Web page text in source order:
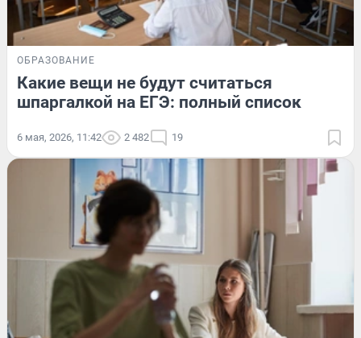
ОБРАЗОВАНИЕ
Какие вещи не будут считаться
шпаргалкой на ЕГЭ: полный список
6 мая, 2026, 11:42 2 482 19